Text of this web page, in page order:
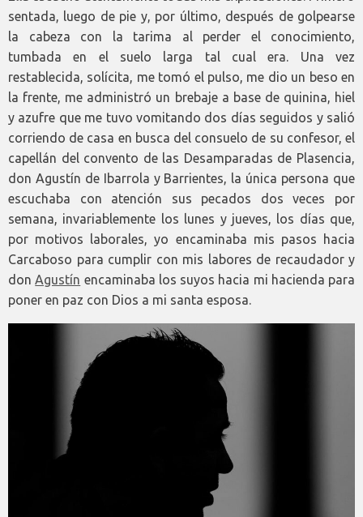
sentada, luego de pie y, por último, después de golpearse
la cabeza con la tarima al perder el conocimiento,
tumbada en el suelo larga tal cual era. Una vez
restablecida, solícita, me tomó el pulso, me dio un beso en
la frente, me administró un brebaje a base de quinina, hiel
y azufre que me tuvo vomitando dos días seguidos y salió
corriendo de casa en busca del consuelo de su confesor, el
capellán del convento de las Desamparadas de Plasencia,
don Agustín de Ibarrola y Barrientes, la única persona que
escuchaba con atención sus pecados dos veces por
semana, invariablemente los lunes y jueves, los días que,
por motivos laborales, yo encaminaba mis pasos hacia
Carcaboso para cumplir con mis labores de recaudador y
donAgustín encaminaba los suyos hacia mi hacienda para
poner en paz con Dios a mi santa esposa.